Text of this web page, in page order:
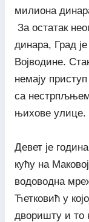
милиона
За остатак
динара, Град
Војводине.
немају
са нестрпљњем
њихове улице.
Девет је
кућу на
водоводна
Ћетковић у
дворишту и то